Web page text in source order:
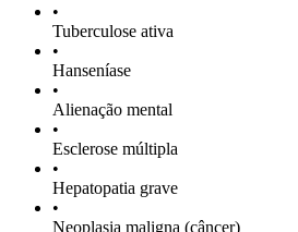
•
Tuberculose ativa
•
Hanseníase
•
Alienação mental
•
Esclerose múltipla
•
Hepatopatia grave
•
Neoplasia maligna (câncer)